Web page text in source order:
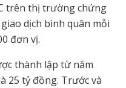
trên thị trường chứng
dịch bình quân mỗi
đơn vị.
thành lập từ năm
25 tỷ đồng. Trước và